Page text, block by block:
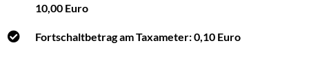
10,00 Euro
Fortschaltbetrag am Taxameter: 0,10 Euro